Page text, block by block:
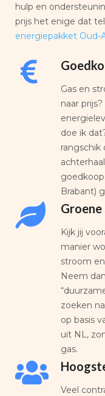
hulp en
prijs het enige dat
energiepakket Oud-
Gas en
naar
doe ik
rangschik
Brabant)
Kijk jij
manier
stroom
Neem
zoeken
op basis
uit NL,
gas.
Veel